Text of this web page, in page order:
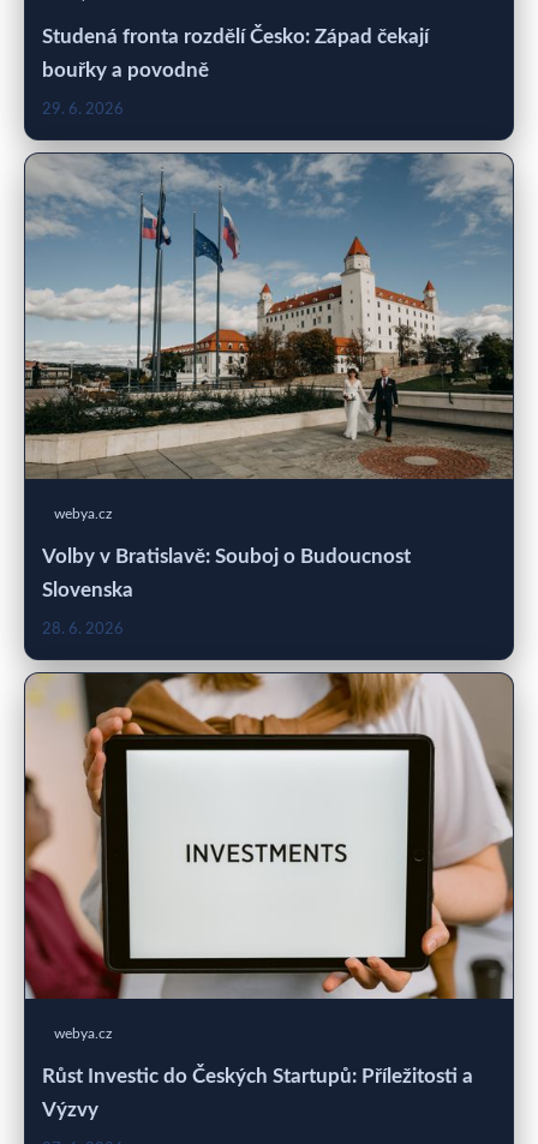
Studená fronta rozdělí Česko: Západ čekají
bouřky a povodně
29. 6. 2026
webya.cz
Volby v Bratislavě: Souboj o Budoucnost
Slovenska
28. 6. 2026
webya.cz
Růst Investic do Českých Startupů: Příležitosti a
Výzvy